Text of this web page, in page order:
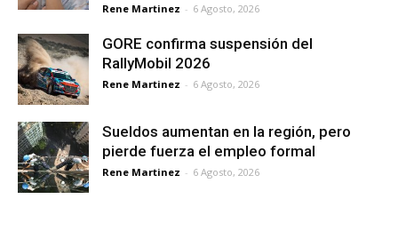
Rene Martinez - 6 Agosto, 2026
GORE confirma suspensión del
RallyMobil 2026
Rene Martinez - 6 Agosto, 2026
Sueldos aumentan en la región, pero
pierde fuerza el empleo formal
Rene Martinez - 6 Agosto, 2026